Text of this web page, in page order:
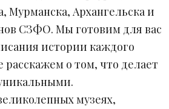
Мурманска, Архангельска и
СЗФО. Мы готовим для вас
истории каждого
расскажем о том, что делает
музеях,